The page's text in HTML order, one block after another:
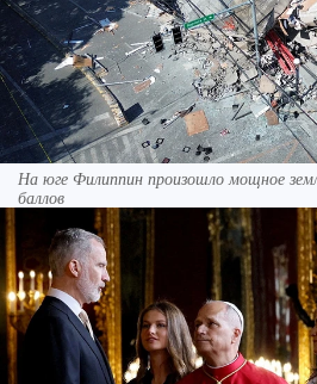
На юге Филиппин произошло мощное
баллов